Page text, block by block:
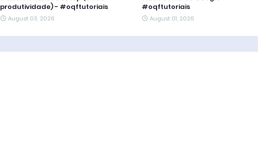
produtividade) - #oqftutoriais
August 03, 2026
#oqftutoriais
August 01, 2026